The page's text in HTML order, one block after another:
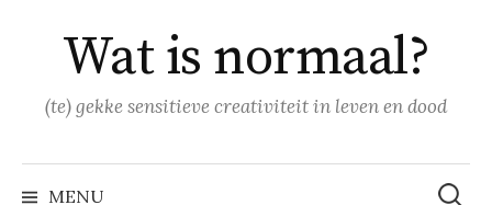
inhoud
springen
Wat is normaal?
(te) gekke sensitieve creativiteit in leven en dood
MENU
Zoeken
naar: